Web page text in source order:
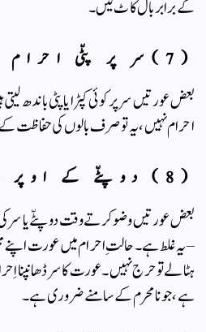
کے برابر بال کاٹ لیں ۔
(7)سر پر پٹّی احرام نہیں :
بعض عورتیں سر پر کوئی کپڑا یا پٹی باندھ
احرام نہیں ، یہ تو صرف بالوں کی حفاظت
(8) دوپٹّے کے اوپر سے مسح :
بعض عورتیں وضو کرتے وقت دوپٹّے یا سر
– یہ غلط ہے ۔ حالتِ احرام میں عورت
ہٹالے تو حرج نہیں ۔ عورت کا سر ڈھانپنا
ہے ، جو نامحرم کے سامنے ضروری ہے ۔